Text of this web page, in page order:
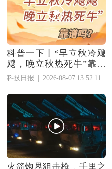
科普一下丨“早立秋冷飕
飕，晚立秋热死牛”靠谱
吗？
科技日报 | 2026-08-07 13:52:11
火箭炮界狙击枪，千里之